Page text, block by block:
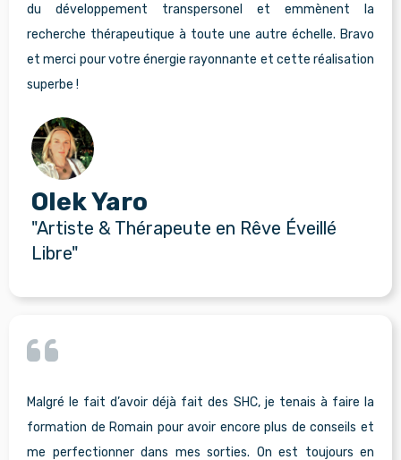
du développement transpersonel et emmènent la
recherche thérapeutique à toute une autre échelle. Bravo
et merci pour votre énergie rayonnante et cette réalisation
superbe !
Olek Yaro
"Artiste & Thérapeute en Rêve Éveillé
Libre"
Malgré le fait d’avoir déjà fait des SHC, je tenais à faire la
formation de Romain pour avoir encore plus de conseils et
me perfectionner dans mes sorties. On est toujours en